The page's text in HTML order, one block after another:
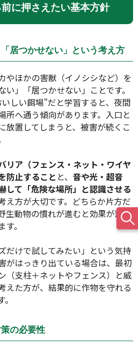
に押さえたい基本方針
「居つかせない」という考え方
やほかの害獣（イノシシなど）を
い」「居つかせない」ことです。
しい餌場”だと学習すると、夜間
所へ通う傾向があります。入口と
放置してしまうと、被害が続くこ
リア（フェンス・ネット・ワイヤ
防止すること と、 音や光・超音
して「危険な場所」と認識させる
え方が大切です。どちらか片方だ
生動物の慣れが進むと効果が薄れ
。
だけで試してみたい」という気持
がはっきり出ている場合は、最初
（支柱＋ネットやフェンス）と威
えた方が、結果的に作物を守れる
の必要性